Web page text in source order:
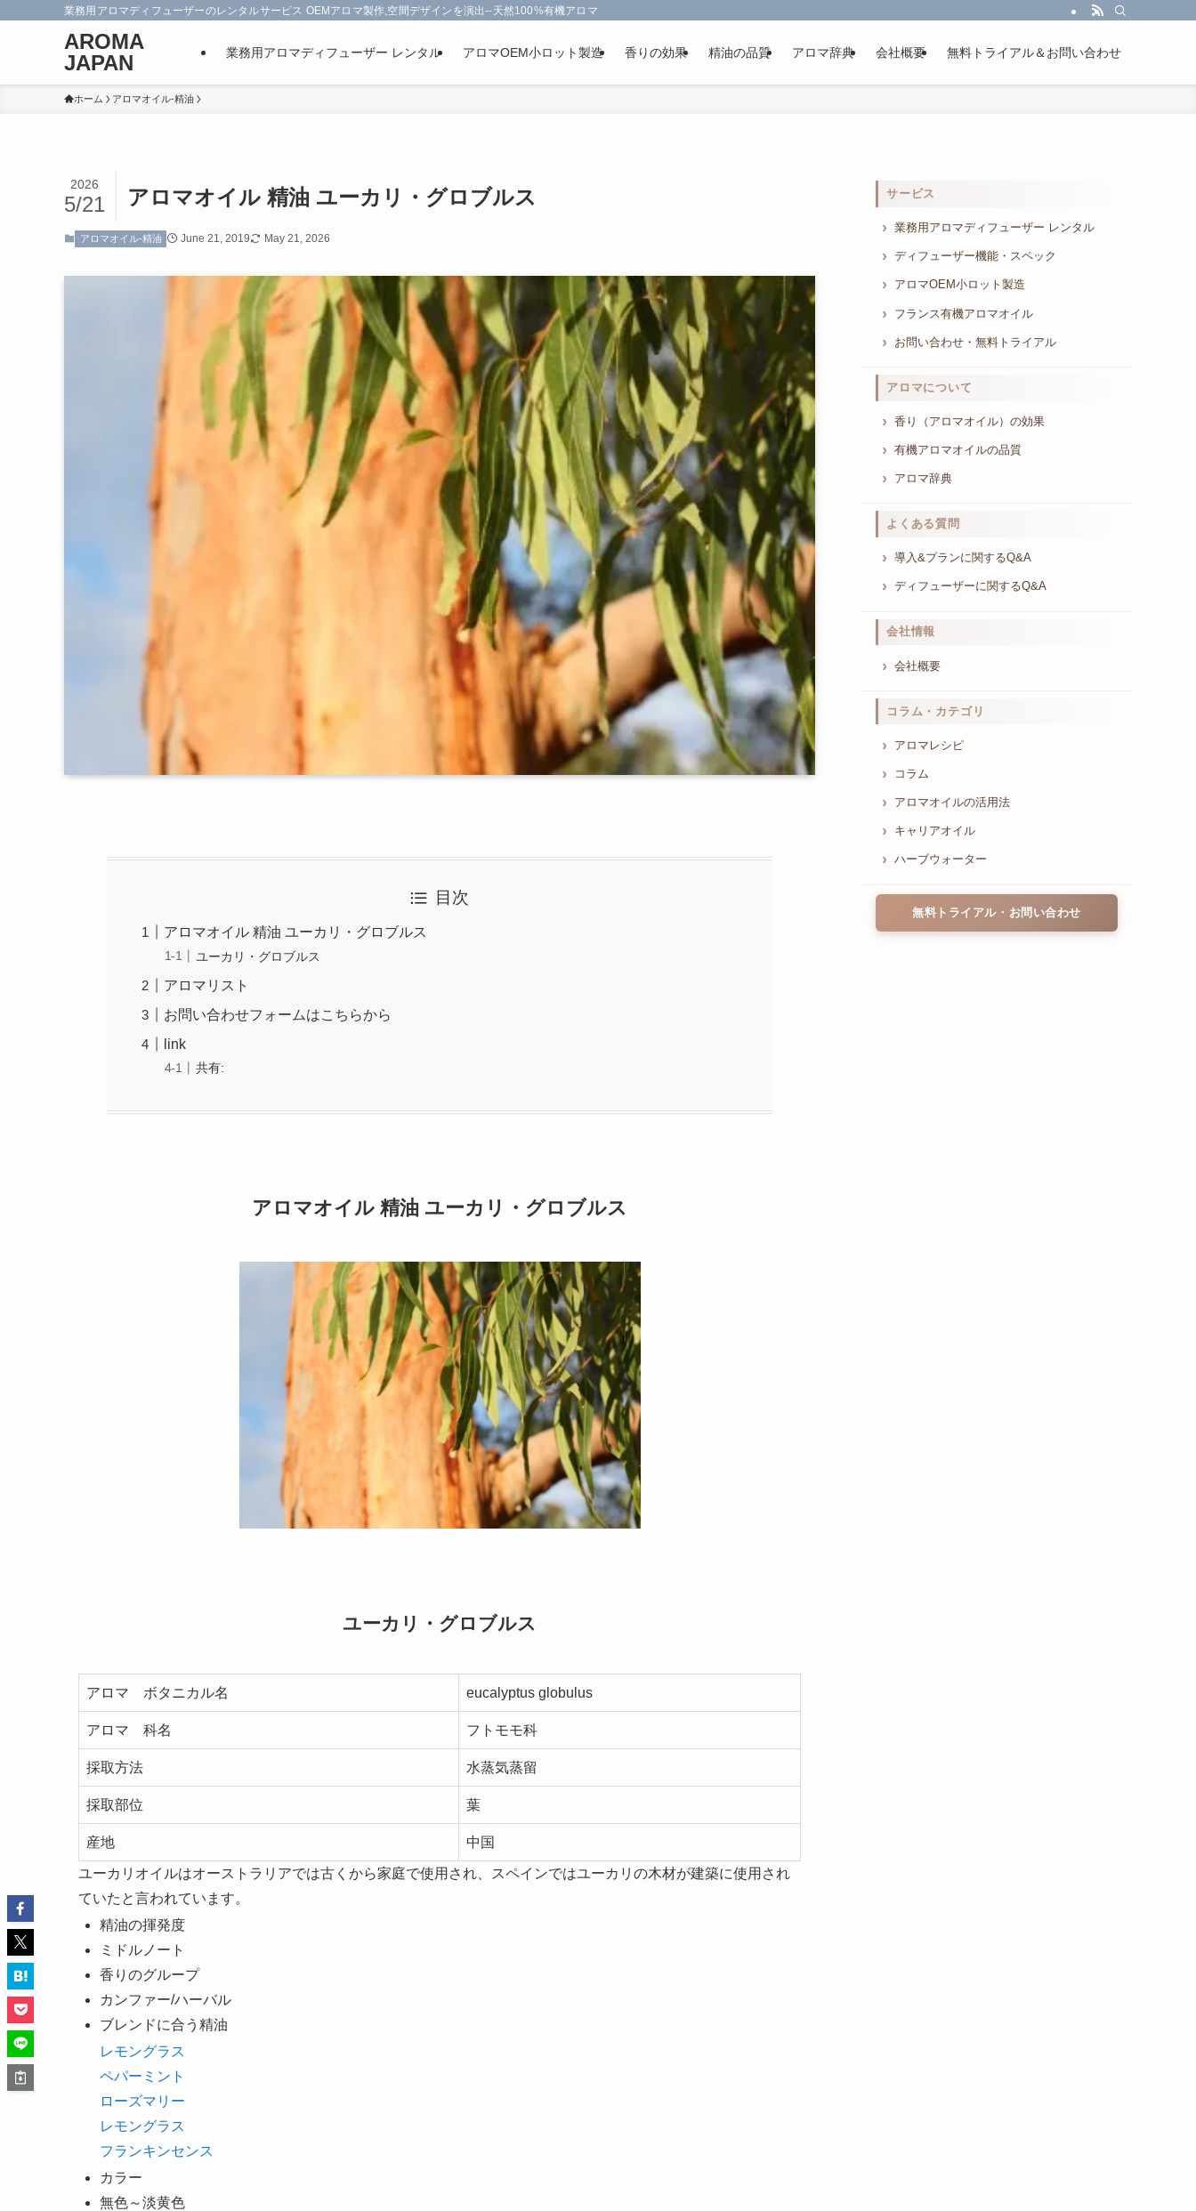
業務用アロマディフューザーのレンタルサービス OEMアロマ製作,空間デザインを演出--天然100%有機アロマオイルを使用-フランス政府認定
AROMA
JAPAN
業務用アロマディフューザー レンタル アロマOEM小ロット製造 香りの効果 精油の品質 アロマ辞典 会社概要 無料トライアル＆お問い合わせ
ホーム アロマオイル-精油
アロマオイル 精油 ユーカリ・グロブルス
2026
5/21
アロマオイル-精油 June 21, 2019 May 21, 2026
目次
アロマオイル 精油 ユーカリ・グロブルス
ユーカリ・グロブルス
アロマリスト
お問い合わせフォームはこちらから
link
共有:
アロマオイル 精油 ユーカリ・グロブルス
ユーカリ・グロブルス
アロマ ボタニカル名 eucalyptus globulus
アロマ 科名 フトモモ科
採取方法 水蒸気蒸留
採取部位 葉
産地 中国
ユーカリオイルはオーストラリアでは古くから家庭で使用され、スペインではユーカリの木材が建築に使用され
ていたと言われています。
精油の揮発度
ミドルノート
香りのグループ
カンファー/ハーバル
ブレンドに合う精油
レモングラス
ペパーミント
ローズマリー
レモングラス
フランキンセンス
カラー
無色～淡黄色
サービス
業務用アロマディフューザー レンタル
ディフューザー機能・スペック
アロマOEM小ロット製造
フランス有機アロマオイル
お問い合わせ・無料トライアル
アロマについて
香り（アロマオイル）の効果
有機アロマオイルの品質
アロマ辞典
よくある質問
導入&プランに関するQ&A
ディフューザーに関するQ&A
会社情報
会社概要
コラム・カテゴリ
アロマレシピ
コラム
アロマオイルの活用法
キャリアオイル
ハーブウォーター
無料トライアル・お問い合わせ